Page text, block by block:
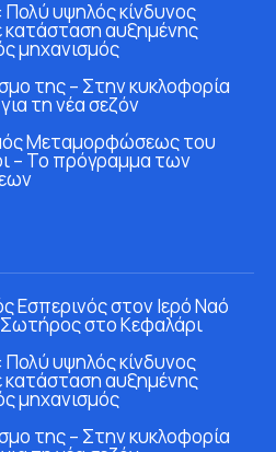
υψηλός κίνδυνος
κατάσταση αυξημένης
μηχανισμός
της – Στην κυκλοφορία
τη νέα σεζόν
Μεταμορφώσεως του
– Το πρόγραμμα των
Εσπερινός στον Ιερό Ναό
στο Κεφαλάρι
υψηλός κίνδυνος
κατάσταση αυξημένης
μηχανισμός
της – Στην κυκλοφορία